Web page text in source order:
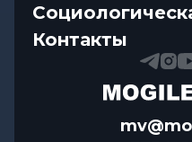
Контакты